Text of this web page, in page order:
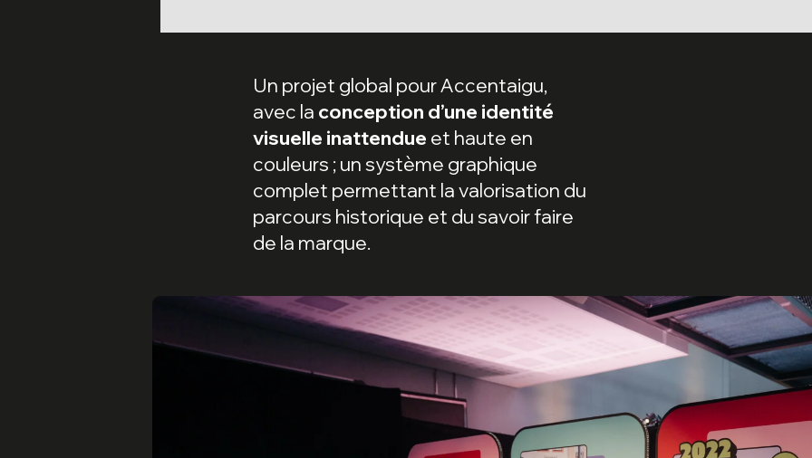
Un projet global pour Accentaigu,
avec la conception d’une identité
visuelle inattendue et haute en
couleurs ; un système graphique
complet permettant la valorisation du
parcours historique et du savoir faire
de la marque.